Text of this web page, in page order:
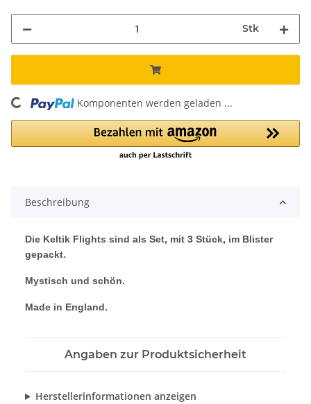
Stk
Loading... Komponenten werden geladen ...
Beschreibung
Die Keltik Flights sind als Set, mit 3 Stück, im Blister
gepackt.
Mystisch und schön.
Made in England.
Angaben zur Produktsicherheit
Herstellerinformationen anzeigen